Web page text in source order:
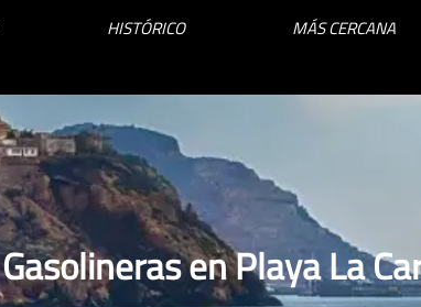
HISTÓRICO MÁS CERCANA
Gasolineras en Playa La